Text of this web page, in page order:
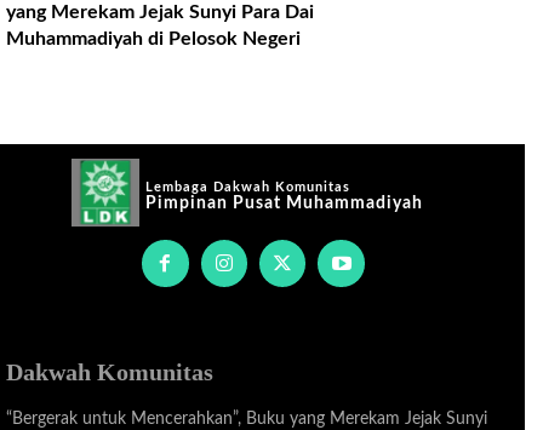
yang Merekam Jejak Sunyi Para Dai
Muhammadiyah di Pelosok Negeri
Lembaga Dakwah Komunitas
Pimpinan Pusat Muhammadiyah
Dakwah Komunitas
“Bergerak untuk Mencerahkan”, Buku yang Merekam Jejak Sunyi